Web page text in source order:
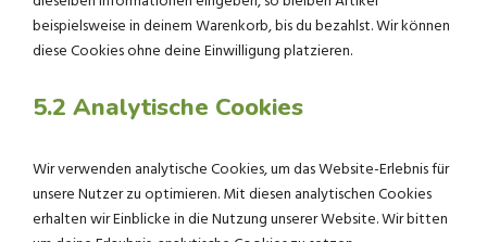
beispielsweise in deinem Warenkorb, bis du bezahlst. Wir können
diese Cookies ohne deine Einwilligung platzieren.
5.2 Analytische Cookies
Wir verwenden analytische Cookies, um das Website-Erlebnis für
unsere Nutzer zu optimieren. Mit diesen analytischen Cookies
erhalten wir Einblicke in die Nutzung unserer Website. Wir bitten